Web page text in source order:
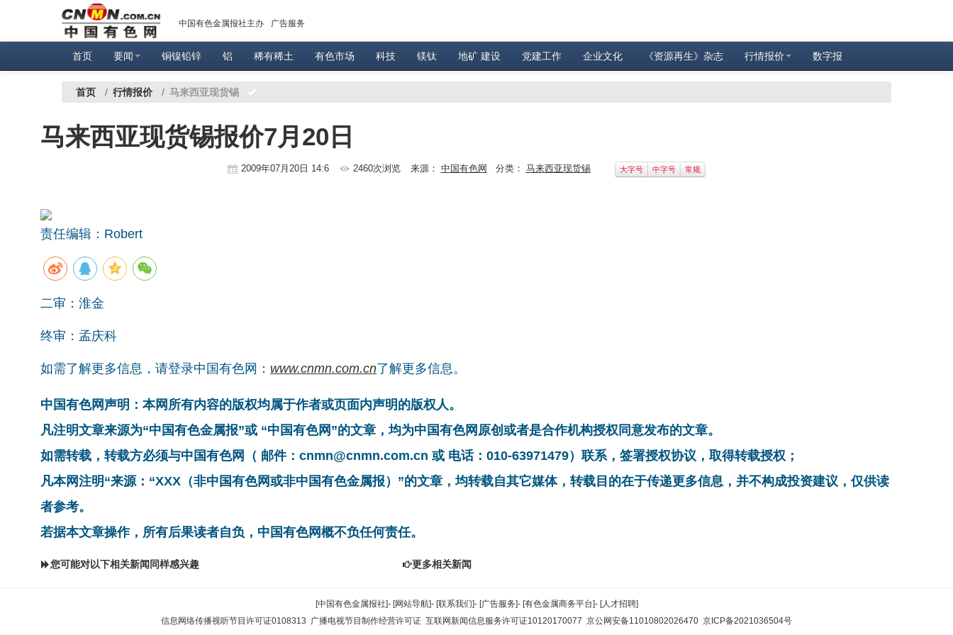
中国有色金属报社主办 广告服务
首页 要闻 铜镍铅锌 铝 稀有稀土 有色市场 科技 镁钛 地矿 建设 党建工作 企业文化 《资源再生》杂志 行情报价 数字报
首页 / 行情报价 / 马来西亚现货锡
马来西亚现货锡报价7月20日
2009年07月20日 14:6 2460次浏览 来源： 中国有色网 分类： 马来西亚现货锡 大字号 中字号 常规
责任编辑：Robert
二审：淮金
终审：孟庆科
如需了解更多信息，请登录中国有色网： www.cnmn.com.cn了解更多信息。
中国有色网声明：本网所有内容的版权均属于作者或页面内声明的版权人。
凡注明文章来源为“中国有色金属报”或 “中国有色网”的文章，均为中国有色网原创或者是合作机构授权同意发布的文章。
如需转载，转载方必须与中国有色网（ 邮件：cnmn@cnmn.com.cn 或 电话：010-63971479）联系，签署授权协议，取得转载授权；
凡本网注明“来源：“XXX（非中国有色网或非中国有色金属报）”的文章，均转载自其它媒体，转载目的在于传递更多信息，并不构成投资建议，仅供读
者参考。
若据本文章操作，所有后果读者自负，中国有色网概不负任何责任。
您可能对以下相关新闻同样感兴趣 更多相关新闻
[中国有色金属报社]- [网站导航]- [联系我们]- [广告服务]- [有色金属商务平台]- [人才招聘]
信息网络传播视听节目许可证0108313 广播电视节目制作经营许可证 互联网新闻信息服务许可证10120170077 京公网安备11010802026470 京ICP备2021036504号